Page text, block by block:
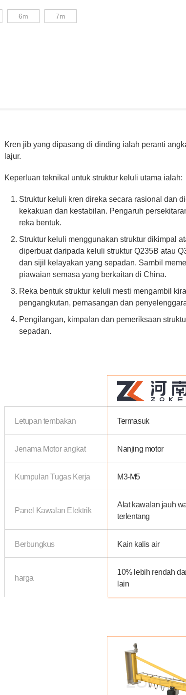
6m 7m
Kren jib yang dipasang di dinding ialah peranti
lajur.
Keperluan teknikal untuk struktur keluli utama ialah:
Struktur keluli kren direka secara rasional dan
kekakuan dan kestabilan. Pengaruh
reka bentuk.
Struktur keluli menggunakan struktur dikimpal
diperbuat daripada keluli struktur Q235B atau
dan sijil kelayakan yang sepadan. Sambil
piawaian semasa yang berkaitan di China.
Reka bentuk struktur keluli mesti mengambil
pengangkutan, pemasangan dan
Pengilangan, kimpalan dan pemeriksaan
sepadan.
Letupan tembakan Termasuk
Jenama Motor angkat Nanjing motor
Kumpulan Tugas Kerja M3-M5
Panel Kawalan Elektrik
Alat kawalan jauh
terlentang
Berbungkus Kain kalis air
harga
10% lebih rendah
lain